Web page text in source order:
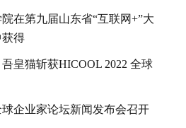
在第九届山东省“互联网+”大
得
皇猫斩获HICOOL 2022 全球
企业家论坛新闻发布会召开